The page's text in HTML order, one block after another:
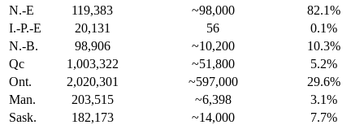
N.-E
119,383 ~98,000
82.1%
I.-P.-E
20,131 56
0.1%
N.-B.
98,906 ~10,200
10.3%
Qc
1,003,322 ~51,800
5.2%
Ont.
2,020,301 ~597,000
29.6%
Man.
203,515 ~6,398
3.1%
Sask.
182,173 ~14,000
7.7%